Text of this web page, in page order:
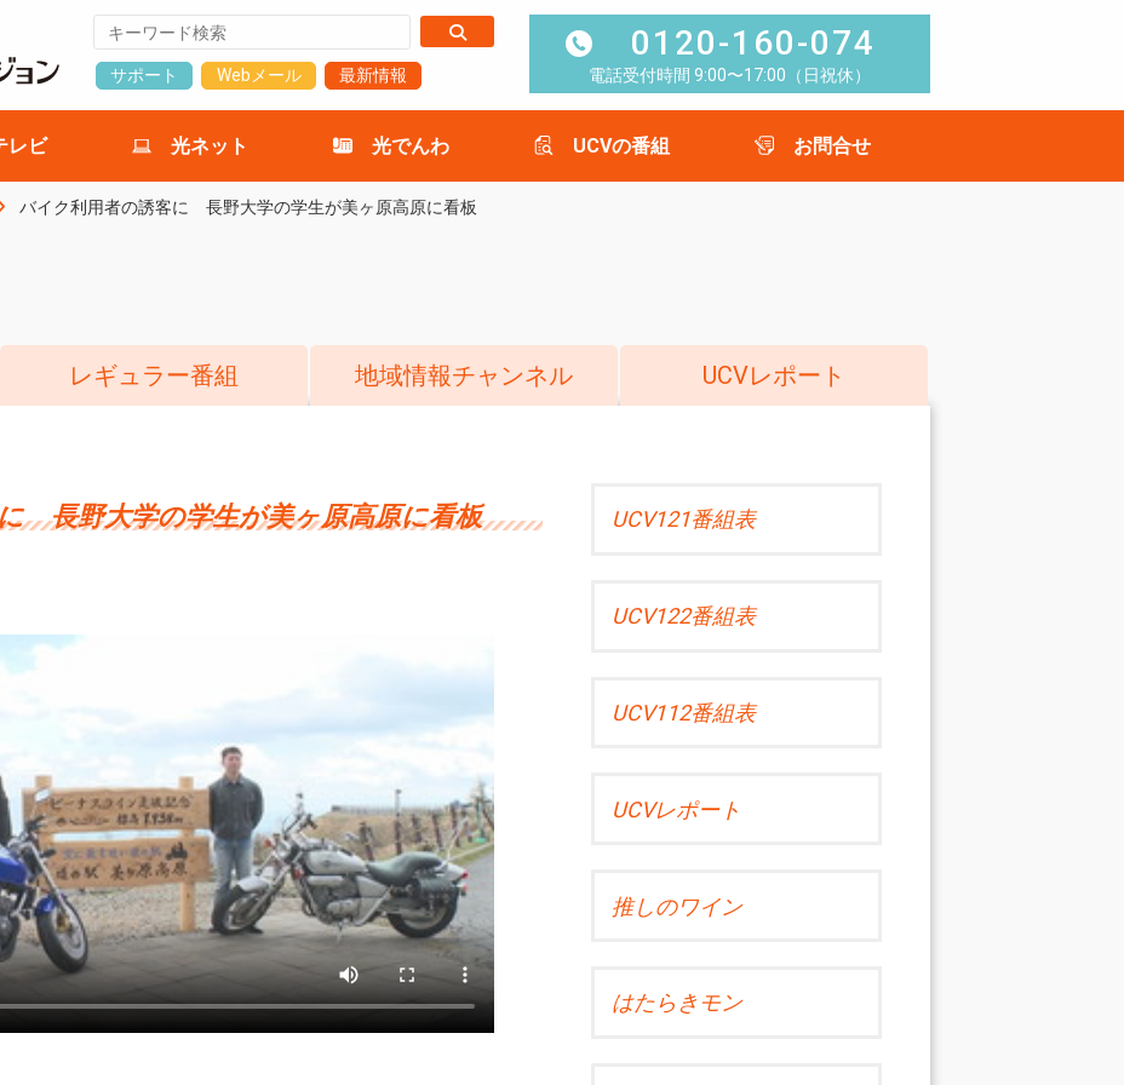
サポート Webメール 最新情報
0120-160-074
電話受付時間 9:00〜17:00（日祝休）
レビ 光ネット 光でんわ UCVの番組 お問合せ
バイク利用者の誘客に 長野大学の学生が美ヶ原高原に看板
レギュラー番組 地域情報チャンネル UCVレポート
長野大学の学生が美ヶ原高原に看板 UCV121番組表
UCV122番組表
UCV112番組表
UCVレポート
推しのワイン
はたらきモン